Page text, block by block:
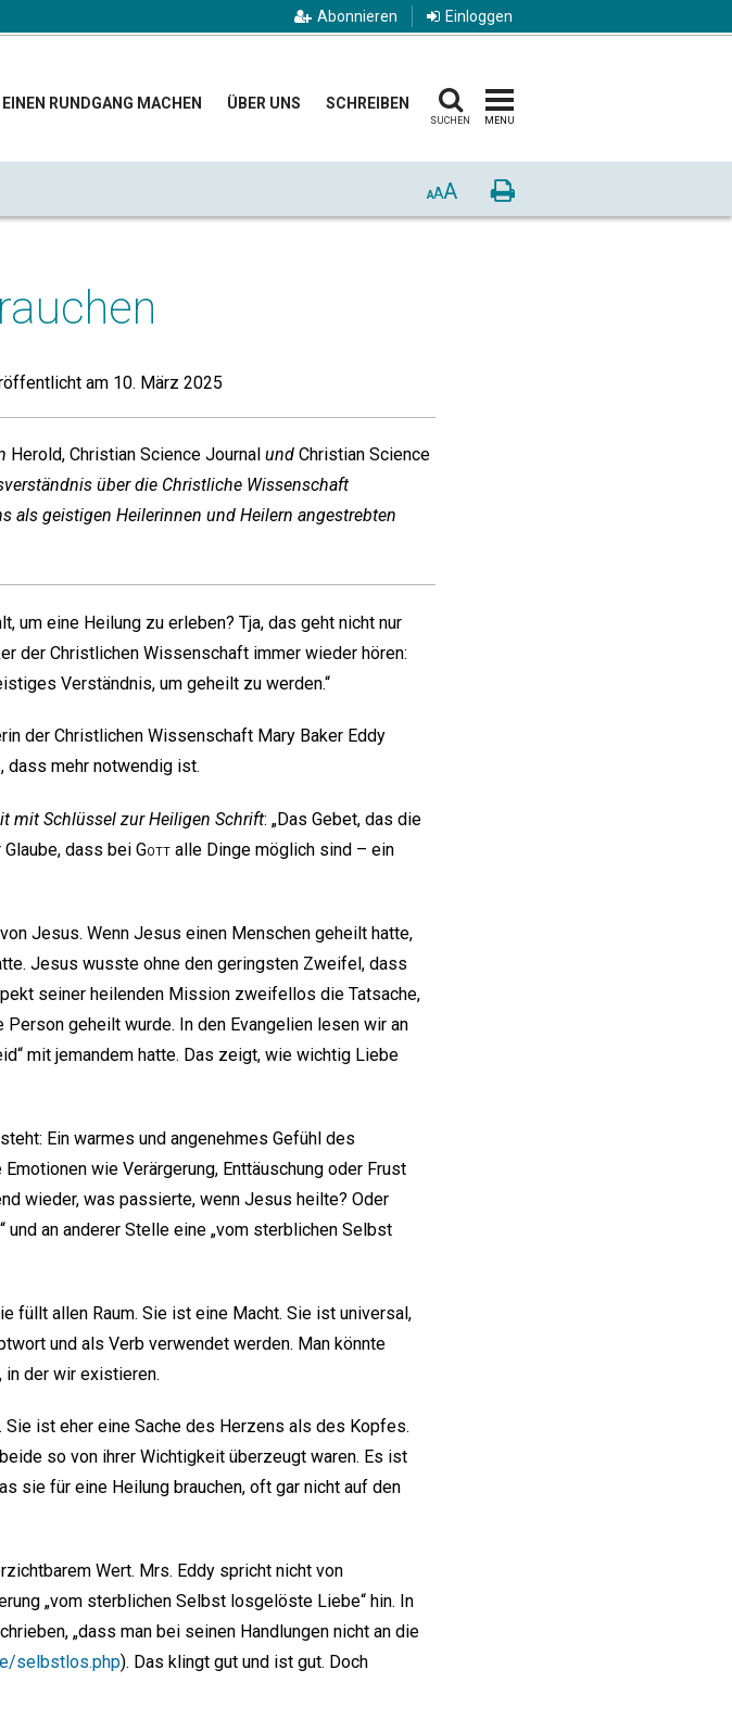
Abonnieren Einloggen
EINEN RUNDGANG MACHEN ÜBER UNS SCHREIBEN
SUCHEN MENU
AAA Drucken
am 10. März 2025
Herold, Christian Science Journal und Christian Science
über die Christliche Wissenschaft
als geistigen Heilerinnen und Heilern angestrebten
um eine Heilung zu erleben? Tja, das geht nicht nur
der Christlichen Wissenschaft immer wieder hören:
Verständnis, um geheilt zu werden.“
der Christlichen Wissenschaft Mary Baker Eddy
dass mehr notwendig ist.
mit Schlüssel zur Heiligen Schrift: „Das Gebet, das die
dass bei Gott alle Dinge möglich sind – ein
Jesus. Wenn Jesus einen Menschen geheilt hatte,
Jesus wusste ohne den geringsten Zweifel, dass
seiner heilenden Mission zweifellos die Tatsache,
geheilt wurde. In den Evangelien lesen wir an
mit jemandem hatte. Das zeigt, wie wichtig Liebe
Ein warmes und angenehmes Gefühl des
wie Verärgerung, Enttäuschung oder Frust
wieder, was passierte, wenn Jesus heilte? Oder
an anderer Stelle eine „vom sterblichen Selbst
füllt allen Raum. Sie ist eine Macht. Sie ist universal,
und als Verb verwendet werden. Man könnte
der wir existieren.
Sie ist eher eine Sache des Herzens als des Kopfes.
so von ihrer Wichtigkeit überzeugt waren. Es ist
sie für eine Heilung brauchen, oft gar nicht auf den
Wert. Mrs. Eddy spricht nicht von
„vom sterblichen Selbst losgelöste Liebe“ hin. In
„dass man bei seinen Handlungen nicht an die
selbstlos.php). Das klingt gut und ist gut. Doch